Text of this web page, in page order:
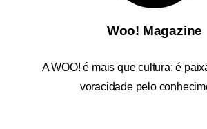
Woo! Magazine
AWOO! é mais que cultura; é
voracidade pelo